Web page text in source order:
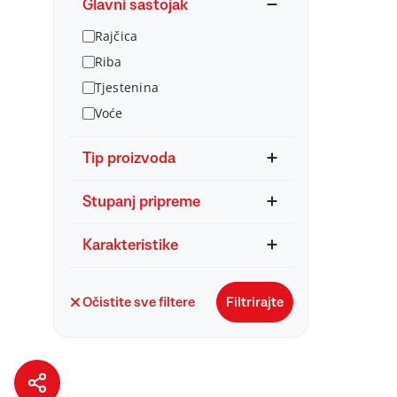
Glavni sastojak
Rajčica
Riba
Tjestenina
Voće
Tip proizvoda
Stupanj pripreme
Karakteristike
Očistite sve filtere Filtrirajte